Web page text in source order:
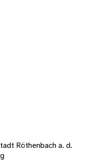
Röthenbach a. d.